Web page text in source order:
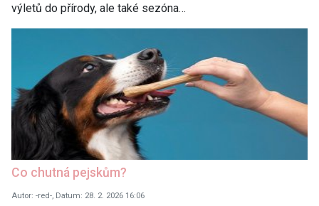
výletů do přírody, ale také sezóna…
Co chutná pejskům?
Autor: -red-, Datum: 28. 2. 2026 16:06